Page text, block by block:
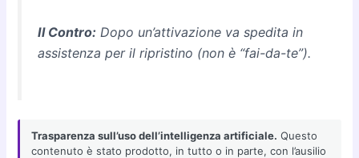
Il Contro: Dopo un’attivazione va spedita in
assistenza per il ripristino (non è “fai-da-te”).
Trasparenza sull’uso dell’intelligenza artificiale. Questo
contenuto è stato prodotto, in tutto o in parte, con l’ausilio